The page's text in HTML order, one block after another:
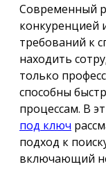
Современный
конкуренцией
требований к
находить
только
способны
процессам. В
под ключ
подход к
включающий